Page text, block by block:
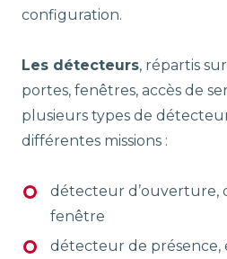
configuration.
Les détecteurs, répartis
portes, fenêtres, accès de
plusieurs types de
différentes missions :
détecteur d’ouverture,
fenêtre
détecteur de présence,